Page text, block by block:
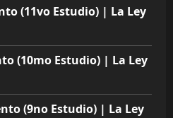
(11vo Estudio) | La Ley
(10mo Estudio) | La Ley
(9no Estudio) | La Ley